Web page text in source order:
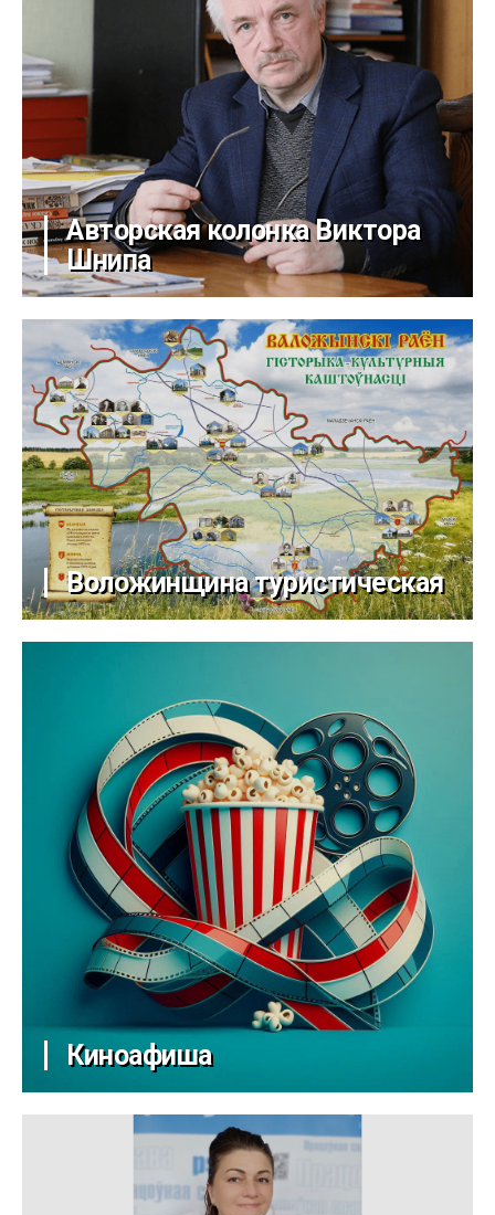
Авторская колонка Виктора
Шнипа
Воложинщина туристическая
Киноафиша